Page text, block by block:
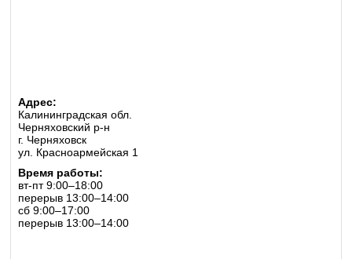
Адрес:
Калининградская обл.
Черняховский р-н
г. Черняховск
ул. Красноармейская 1
Время работы:
вт-пт 9:00–18:00
перерыв 13:00–14:00
сб 9:00–17:00
перерыв 13:00–14:00